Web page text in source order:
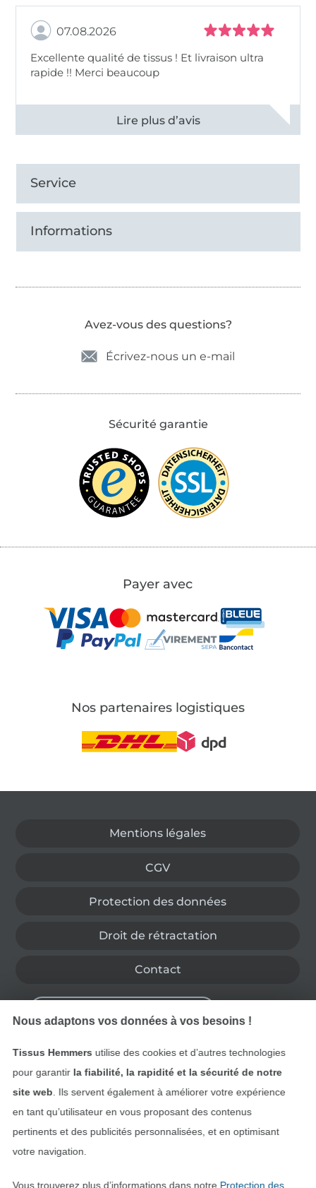
07.08.2026
Excellente qualité de tissus ! Et livraison ultra
rapide !! Merci beaucoup
Voir tous les 11496 commentaires
Service
Informations
Avez-vous des questions?
Écrivez-nous un e-mail
Sécurité garantie
Payer avec
Nos partenaires logistiques
Mentions légales
CGV
Protection des données
Droit de rétractation
Contact
Trouvez plus d’idées
Nous adaptons vos données à vos besoins !
Tissus Hemmers utilise des cookies et d’autres technologies
pour garantir la fiabilité, la rapidité et la sécurité de notre
site web . Ils servent également à améliorer votre expérience
en tant qu’utilisateur en vous proposant des contenus
pertinents et des publicités personnalisées, et en optimisant
votre navigation.
Vous trouverez plus d’informations dans notre Protection des